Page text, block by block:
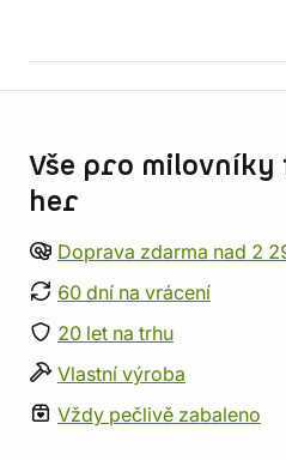
Vše pro
her
Doprava zdarma nad 2
60 dní na vrácení
20 let na trhu
Vlastní výroba
Vždy pečlivě zabaleno